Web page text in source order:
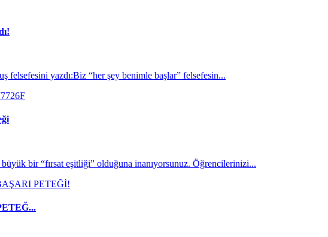
felsefesini yazdı:Biz “her şey benimle başlar” felsefesin...
bir “fırsat eşitliği” olduğuna inanıyorsunuz. Öğrencilerinizi...